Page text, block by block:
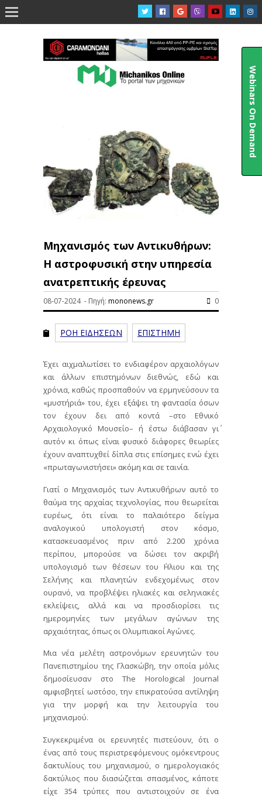

Μηχανισμός των Αντικυθήρων:
Η αστροφυσική στην υπηρεσία
ανατρεπτικής έρευνας
08-07-2024 - Πηγή: mononews.gr 0
ΡΟΗ ΕΙΔΗΣΕΩΝ ΕΠΙΣΤΗΜΗ
Έχει αιχμαλωτίσει το ενδιαφέρον αρχαιολόγων
και άλλων επιστημόνων διεθνώς, εδώ και
χρόνια, καθώς προσπαθούν να ερμηνεύσουν τα
«μυστήριά» του, έχει εξάψει τη φαντασία όσων
τον έχουν δει από κοντά –στο Εθνικό
Αρχαιολογικό Μουσείο– ή έστω διάβασαν γι΄
αυτόν κι όπως είναι φυσικό διάφορες θεωρίες
έχουν αναπτυχθεί δίπλα στις επίσημες ενώ έχει
«πρωταγωνιστήσει» ακόμη και σε ταινία.
Γιατί ο Μηχανισμός των Αντικυθήρων αυτό το
θαύμα της αρχαίας τεχνολογίας, που θεωρείται
ευρέως, ότι είναι το παλαιότερο δείγμα
αναλογικού υπολογιστή στον κόσμο,
κατασκευασμένος πριν από 2.200 χρόνια
περίπου, μπορούσε να δώσει τον ακριβή
υπολογισμό των θέσεων του ΄Ηλιου και της
Σελήνης και πλανητών ενδεχομένως στον
ουρανό, να προβλέψει ηλιακές και σεληνιακές
εκλείψεις, αλλά και να προσδιορίσει τις
ημερομηνίες των μεγάλων αγώνων της
αρχαιότητας, όπως οι Ολυμπιακοί Αγώνες.
Μια νέα μελέτη αστρονόμων ερευνητών του
Πανεπιστημίου της Γλασκώβη, την οποία μόλις
δημοσίευσαν στο The Horological Journal
αμφισβητεί ωστόσο, την επικρατούσα αντίληψη
για την μορφή και την λειτουργία του
μηχανισμού.
Συγκεκριμένα οι ερευνητές πιστεύουν, ότι ο
ένας από τους περιστρεφόμενους ομόκεντρους
δακτυλίους του μηχανισμού, ο ημερολογιακός
δακτύλιος που διασώζεται σπασμένος, κάποτε
είχε 354 τρύπες που αντιστοιχούν σε ένα
Webinars On Demand